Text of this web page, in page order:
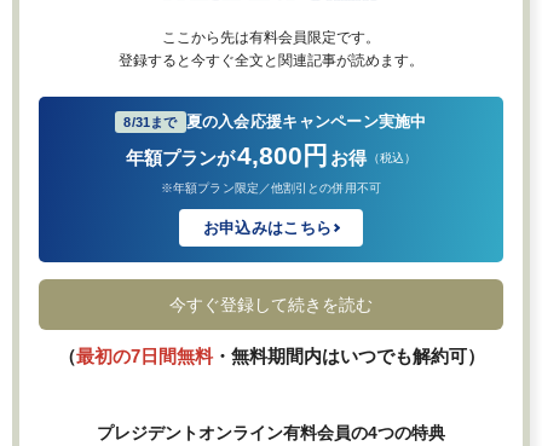
ここから先は有料会員限定です。
登録すると今すぐ全文と関連記事が読めます。
8/31まで 夏の入会応援キャンペーン実施中
年額プランが4,800円 お得 （税込）
※年額プラン限定／他割引との併用不可
お申込みはこちら
今すぐ登録して続きを読む
（最初の7日間無料・無料期間内はいつでも解約可）
プレジデントオンライン有料会員の4つの特典